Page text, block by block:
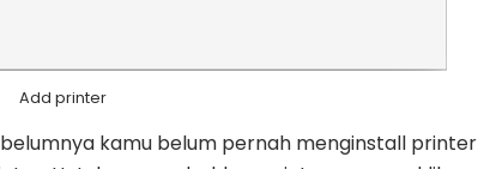
Add printer
kamu belum pernah menginstall printer